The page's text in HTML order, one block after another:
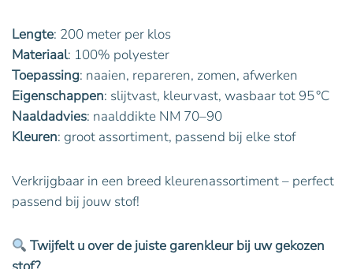
Lengte: 200 meter per klos
Materiaal: 100% polyester
Toepassing: naaien, repareren, zomen, afwerken
Eigenschappen: slijtvast, kleurvast, wasbaar tot 95 °C
Naaldadvies: naalddikte NM 70–90
Kleuren: groot assortiment, passend bij elke stof
Verkrijgbaar in een breed kleurenassortiment – perfect
passend bij jouw stof!
Twijfelt u over de juiste garenkleur bij uw gekozen